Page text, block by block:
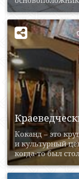
Коканд – это
и культурный
когда-то был